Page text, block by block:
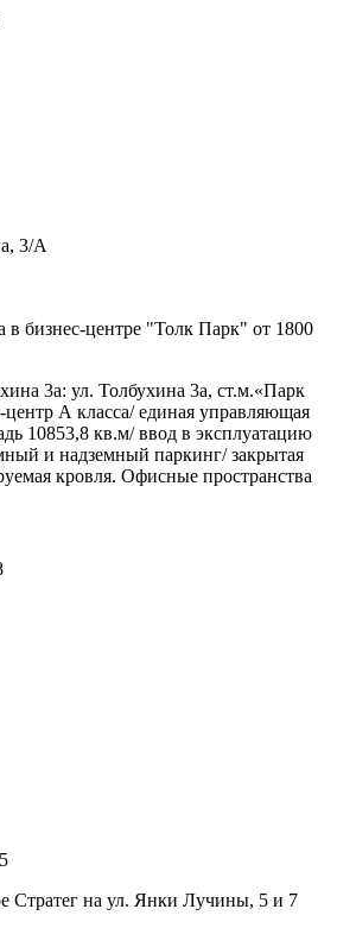
3/А
в бизнес-центре "Толк Парк" от 1800
3а: ул. Толбухина 3а, ст.м.«Парк
А класса/ единая управляющая
10853,8 кв.м/ ввод в эксплуатацию
и надземный паркинг/ закрытая
кровля. Офисные пространства
Стратег на ул. Янки Лучины, 5 и 7